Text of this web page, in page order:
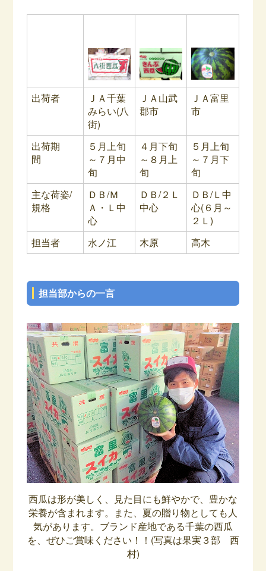
出荷者
ＪＡ千葉
みらい(八
街)
ＪＡ山武
郡市
ＪＡ富里
市
出荷期
間
５月上旬
～７月中
旬
４月下旬
～８月上
旬
５月上旬
～７月下
旬
主な荷姿/
規格
ＤＢ/Ｍ
Ａ・Ｌ中
心
ＤＢ/２Ｌ
中心
ＤＢ/Ｌ中
心(６月～
２Ｌ)
担当者
水ノ江 木原 高木
担当部からの一言
西瓜は形が美しく、見た目にも鮮やかで、豊かな
栄養が含まれます。また、夏の贈り物としても人
気があります。ブランド産地である千葉の西瓜
を、ぜひご賞味ください！！(写真は果実３部 西
村)